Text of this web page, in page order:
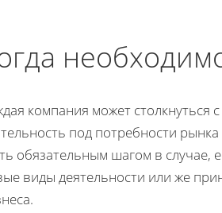
компания может столкнуться
под потребности
обязательным шагом в случае,
виды деятельности или же